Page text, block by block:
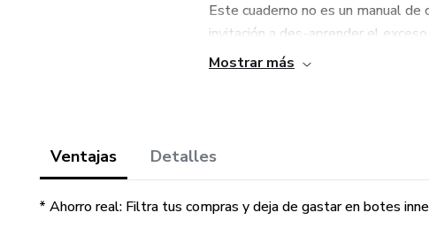
Este cuaderno no es un manual de
invitación a des-aprender el exceso.
¿Qué vas a conseguir con este
* Limpiar el ruido: Identificar qué
Mostrar más
Ventajas Detalles
* Ahorro real: Filtra tus compras y deja de gastar en botes